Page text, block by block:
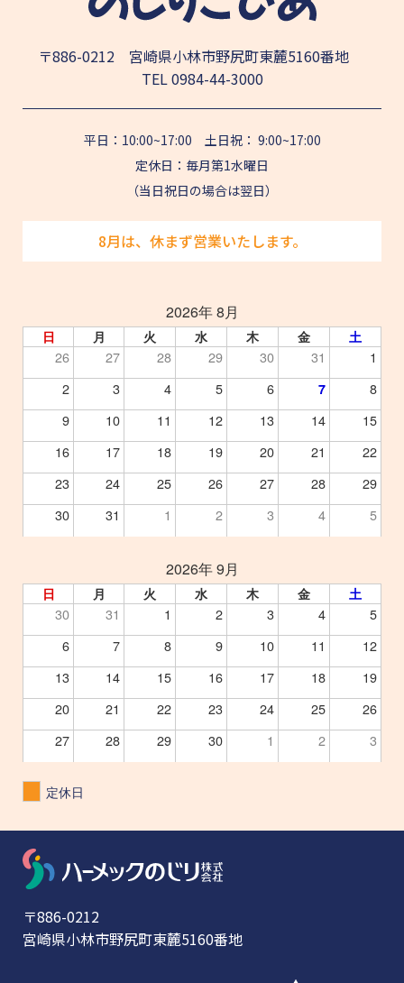
〒886-0212 宮崎県小林市野尻町東麓5160番地
TEL0984-44-3000
平日：10:00~17:00 土日祝： 9:00~17:00
定休日：毎月第1水曜日
（当日祝日の場合は翌日）
8月は、休まず営業いたします。
2026年 8月
日 月 火 水 木 金 土
26 27 28 29 30 31
1
2
3 4 5 6 7
8
9
10 11 12 13 14
15
16
17 18 19 20 21
22
23
24 25 26 27 28
29
30
31 1 2 3 4 5
2026年 9月
日 月 火 水 木 金 土
30 31 1 2 3 4
5
6
7 8 9 10 11
12
13
14 15 16 17 18
19
20
21 22 23 24 25
26
27
28 29 30 1 2 3
定休日
〒886-0212
宮崎県小林市野尻町東麓5160番地